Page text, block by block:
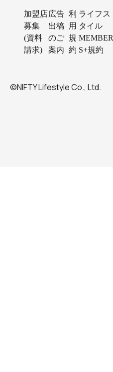
加盟店
募集
(資料
請求)
広告
出稿
のご
案内
利
用
規
約
ライフス
タイル
MEMBER
S+規約
©NIFTY Lifestyle Co., Ltd.